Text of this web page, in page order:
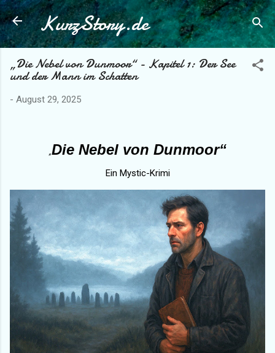
Direkt zum Hauptbereich
KurzStory.de
„Die Nebel von Dunmoor“ - Kapitel 1: Der See
und der Mann im Schatten
- August 29, 2025
„Die Nebel von Dunmoor“
Ein Mystic-Krimi